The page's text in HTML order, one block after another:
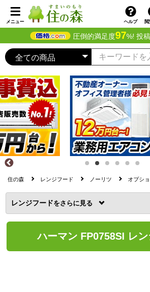
メニュー ヘルプ 閲
圧倒的満足度97%! 投
住の森 レンジフード ノーリツ オプシ
レンジフードを
ハーマン FP0758SI レ